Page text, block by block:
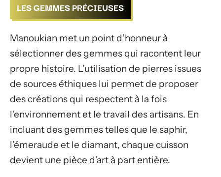
LES GEMMES PRÉCIEUSES
Manoukian met un point d’honneur à
sélectionner des gemmes qui racontent leur
propre histoire. L’utilisation de pierres issues
de sources éthiques lui permet de proposer
des créations qui respectent à la fois
l’environnement et le travail des artisans. En
incluant des gemmes telles que le saphir,
l’émeraude et le diamant, chaque cuisson
devient une pièce d’art à part entière.